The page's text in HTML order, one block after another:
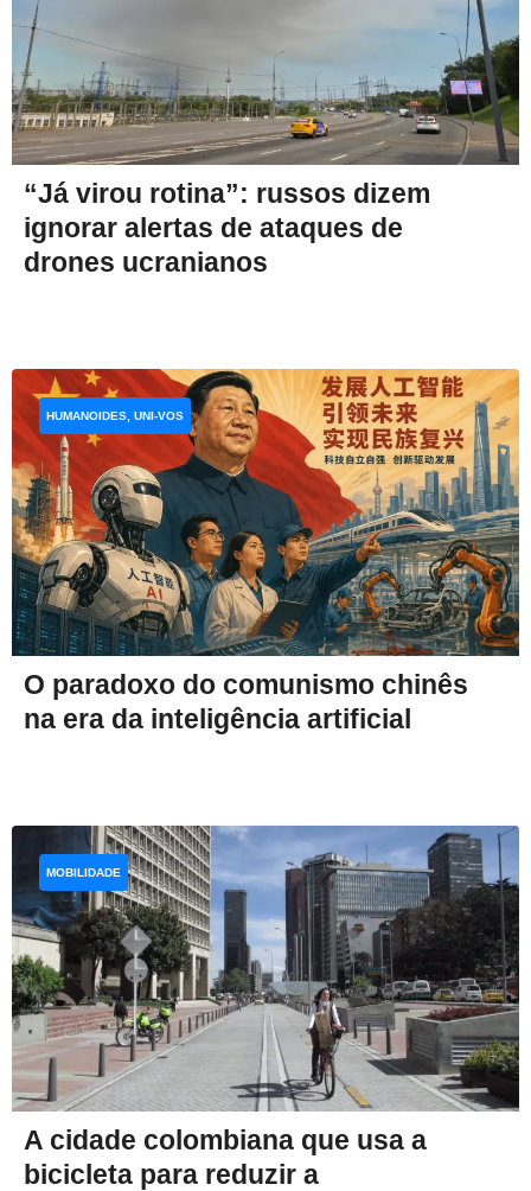
“Já virou rotina”: russos dizem
ignorar alertas de ataques de
drones ucranianos
O paradoxo do comunismo chinês
na era da inteligência artificial
HUMANOIDES, UNI-VOS
A cidade colombiana que usa a
bicicleta para reduzir a
MOBILIDADE